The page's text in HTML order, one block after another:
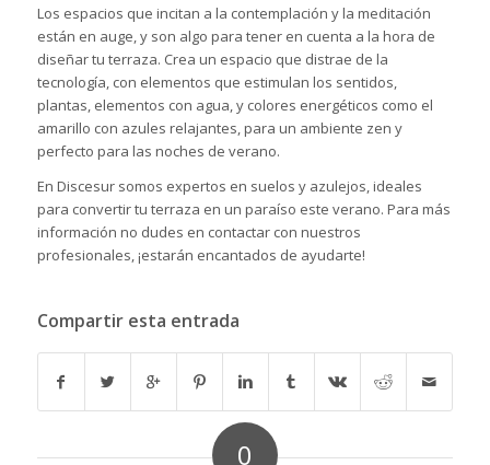
Los espacios que incitan a la contemplación y la meditación
están en auge, y son algo para tener en cuenta a la hora de
diseñar tu terraza. Crea un espacio que distrae de la
tecnología, con elementos que estimulan los sentidos,
plantas, elementos con agua, y colores energéticos como el
amarillo con azules relajantes, para un ambiente zen y
perfecto para las noches de verano.
En Discesur somos expertos en suelos y azulejos, ideales
para convertir tu terraza en un paraíso este verano. Para más
información no dudes en contactarcon nuestros
profesionales, ¡estarán encantados de ayudarte!
Compartir esta entrada
0